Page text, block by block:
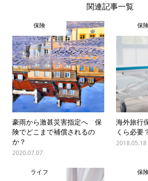
関連記事一覧
保険
豪雨から激甚災害指定へ 保
険でどこまで補償されるの
か？
2020.07.07
保
海外旅行
くら必要
2018.05.18
ライフ 保